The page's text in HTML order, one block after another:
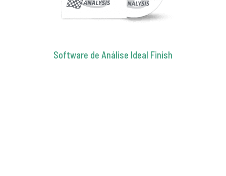
Software de Análise Ideal Finish